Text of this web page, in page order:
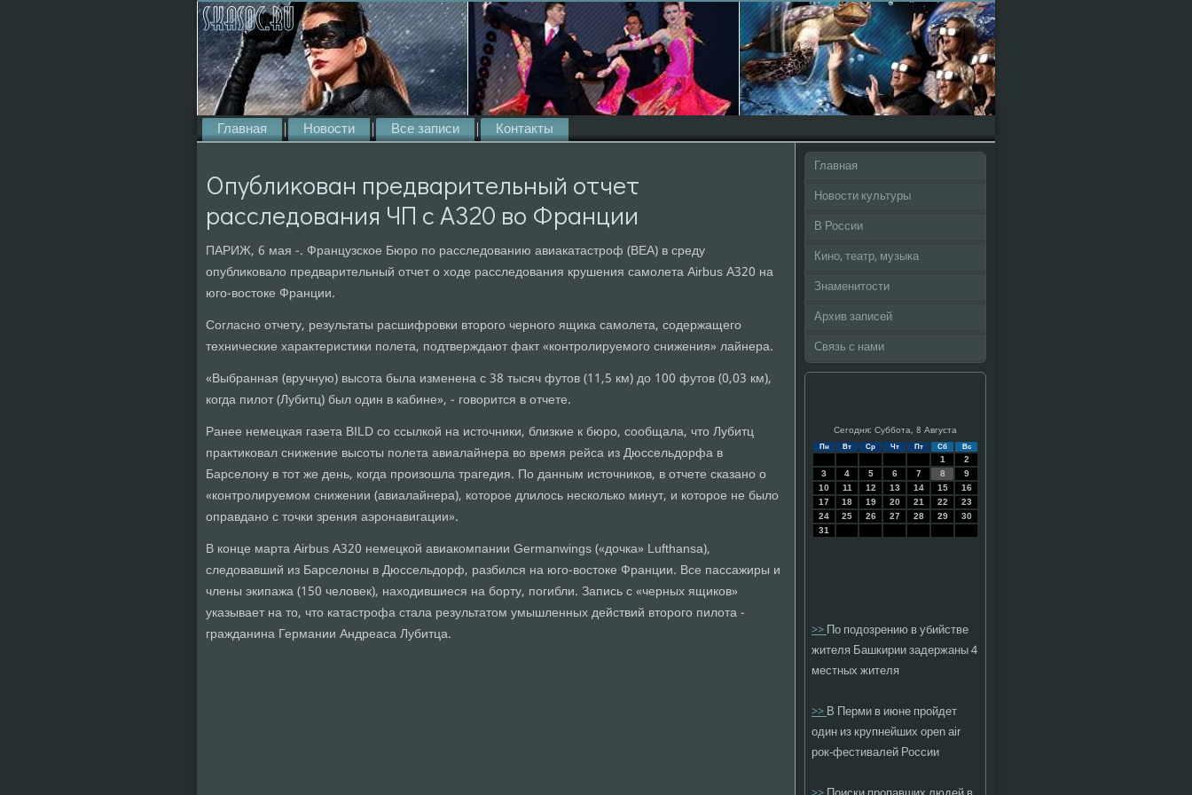
Главная Новости Все записи Контакты
Опублиκован предварительный отчет
расследования ЧП с A320 во Франции
ПАРИЖ, 6 мая -. Французское Бюро по расследованию авиакатастроф (BEA) в среду
опубликовало предварительный отчет о ходе расследования крушения самолета Airbus A320 на
юго-востоке Франции.
Согласно отчету, результаты расшифровки второго черного ящика самолета, содержащего
технические характеристики полета, подтверждают факт «контролируемого снижения» лайнера.
«Выбранная (вручную) высота была изменена с 38 тысяч футов (11,5 км) до 100 футов (0,03 км),
когда пилот (Лубитц) был один в кабине», - говорится в отчете.
Ранее немецкая газета BILD со ссылкой на источники, близкие к бюро, сообщала, что Лубитц
практиковал снижение высоты полета авиалайнера во время рейса из Дюссельдорфа в
Барселону в тот же день, когда произошла трагедия. По данным источников, в отчете сказано о
«контролируемом снижении (авиалайнера), которое длилось несколько минут, и которое не было
оправдано с точки зрения аэронавигации».
В конце марта Airbus A320 немецкой авиакомпании Germanwings («дочка» Lufthansa),
следовавший из Барселоны в Дюссельдорф, разбился на юго-востоке Франции. Все пассажиры и
члены экипажа (150 человек), находившиеся на борту, погибли. Запись с «черных ящиков»
указывает на то, что катастрофа стала результатом умышленных действий второго пилота -
гражданина Германии Андреаса Лубитца.
Главная
Новости культуры
В России
Кино, театр, музыка
Знаменитости
Архив записей
Связь с нами
Сегодня: Суббота, 8 Августа
Пн Вт Ср Чт Пт Сб Вс
1
2
3
4 5 6 7 8
9
10
11 12 13 14 15
16
17
18 19 20 21 22
23
24
25 26 27 28 29
30
31
>>По подозрению в убийстве
жителя Башкирии задержаны 4
местных жителя
>>В Перми в июне пройдет
один из крупнейших open air
рок-фестивалей России